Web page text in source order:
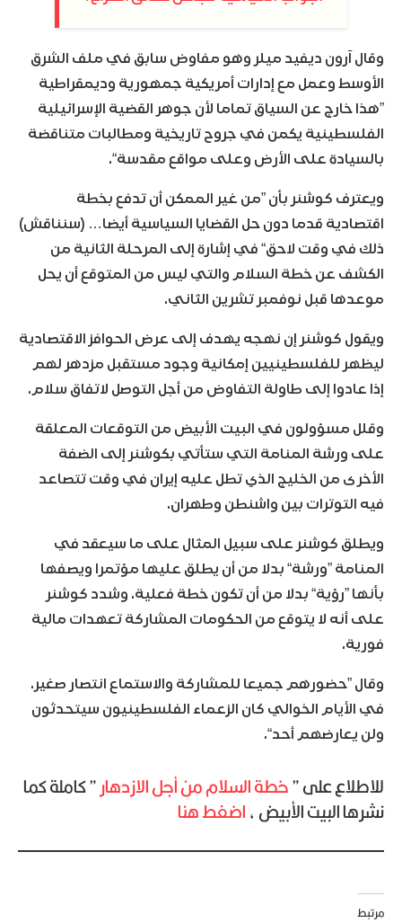
وقال آرون ديفيد ميلر وهو مفاوض سابق في ملف الشرق
الأوسط وعمل مع إدارات أمريكية جمهورية وديمقراطية
”هذا خارج عن السياق تماما لأن جوهر القضية الإسرائيلية
الفلسطينية يكمن في جروح تاريخية ومطالبات متناقضة
بالسيادة على الأرض وعلى مواقع مقدسة“.
ويعترف كوشنر بأن ”من غير الممكن أن تدفع بخطة
اقتصادية قدما دون حل القضايا السياسية أيضا… (سنناقش)
ذلك في وقت لاحق“ في إشارة إلى المرحلة الثانية من
الكشف عن خطة السلام والتي ليس من المتوقع أن يحل
موعدها قبل نوفمبر تشرين الثاني.
ويقول كوشنر إن نهجه يهدف إلى عرض الحوافز الاقتصادية
ليظهر للفلسطينيين إمكانية وجود مستقبل مزدهر لهم
إذا عادوا إلى طاولة التفاوض من أجل التوصل لاتفاق سلام.
وقلل مسؤولون في البيت الأبيض من التوقعات المعلقة
على ورشة المنامة التي ستأتي بكوشنر إلى الضفة
الأخرى من الخليج الذي تطل عليه إيران في وقت تتصاعد
فيه التوترات بين واشنطن وطهران.
ويطلق كوشنر على سبيل المثال على ما سيعقد في
المنامة ”ورشة“ بدلا من أن يطلق عليها مؤتمرا ويصفها
بأنها ”رؤية“ بدلا من أن تكون خطة فعلية. وشدد كوشنر
على أنه لا يتوقع من الحكومات المشاركة تعهدات مالية
فورية.
وقال ”حضورهم جميعا للمشاركة والاستماع انتصار صغير.
في الأيام الخوالي كان الزعماء الفلسطينيون سيتحدثون
ولن يعارضهم أحد“.
للاطلاع على ”خطة السلام من أجل الازدهار” كاملة كما
نشرها البيت الأبيض ،اضغط هنا
مرتبط